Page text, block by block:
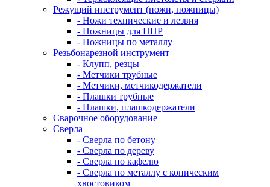
Режущий инструмент (ножи, ножницы)
- Ножи технические и лезвия
- Ножницы для ППР
- Ножницы по металлу
Резьбонарезной инструмент
- Клупп, резцы
- Метчики трубные
- Метчики, метчикодержатели
- Плашки трубные
- Плашки, плашкодержатели
Сварочное оборудование
Сверла
- Сверла по бетону
- Сверла по дереву
- Сверла по кафелю
- Сверла по металлу с коническим
хвостовиком